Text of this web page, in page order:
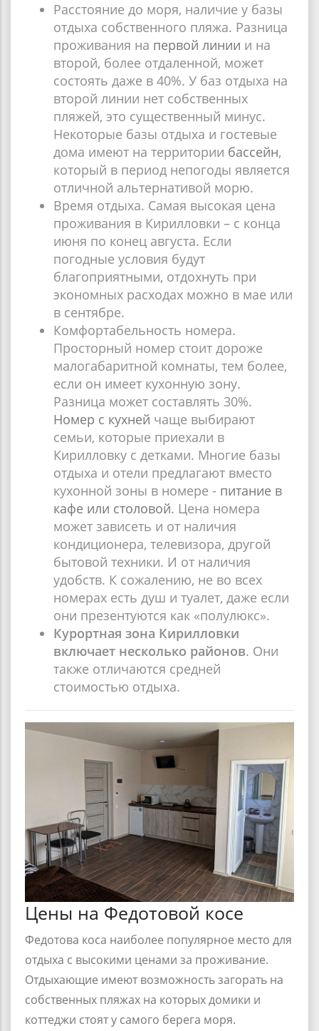
Расстояние до моря, наличие у базы
отдыха собственного пляжа. Разница
проживания на первой линии и на
второй, более отдаленной, может
состоять даже в 40%. У баз отдыха на
второй линии нет собственных
пляжей, это существенный минус.
Некоторые базы отдыха и гостевые
дома имеют на территории бассейн,
который в период непогоды является
отличной альтернативой морю.
Время отдыха. Самая высокая цена
проживания в Кирилловки – с конца
июня по конец августа. Если
погодные условия будут
благоприятными, отдохнуть при
экономных расходах можно в мае или
в сентябре.
Комфортабельность номера.
Просторный номер стоит дороже
малогабаритной комнаты, тем более,
если он имеет кухонную зону.
Разница может составлять 30%.
Номер с кухней чаще выбирают
семьи, которые приехали в
Кирилловку с детками. Многие базы
отдыха и отели предлагают вместо
кухонной зоны в номере - питание в
кафе или столовой. Цена номера
может зависеть и от наличия
кондиционера, телевизора, другой
бытовой техники. И от наличия
удобств. К сожалению, не во всех
номерах есть душ и туалет, даже если
они презентуются как «полулюкс».
Курортная зона Кирилловки
включает несколько районов. Они
также отличаются средней
стоимостью отдыха.
Цены на Федотовой косе
Федотова коса наиболее популярное место для
отдыха с высокими ценами за проживание.
Отдыхающие имеют возможность загорать на
собственных пляжах на которых домики и
коттеджи стоят у самого берега моря.